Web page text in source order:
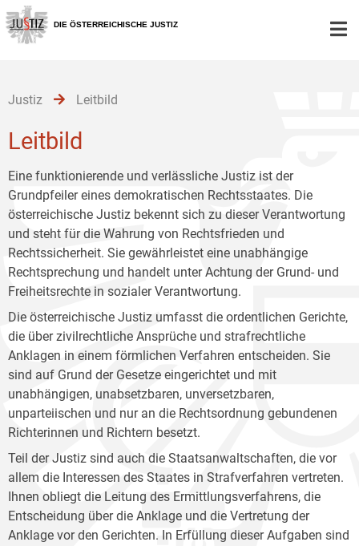
Zur
Hauptnavigation
[1]
Zum
Inhalt
[2]
Zum
Untermenü
[3]
DIE ÖSTERREICHISCHE JUSTIZ
Justiz Leitbild
Leitbild
Eine funktionierende und verlässliche Justiz ist der
Grundpfeiler eines demokratischen Rechtsstaates. Die
österreichische Justiz bekennt sich zu dieser Verantwortung
und steht für die Wahrung von Rechtsfrieden und
Rechtssicherheit. Sie gewährleistet eine unabhängige
Rechtsprechung und handelt unter Achtung der Grund- und
Freiheitsrechte in sozialer Verantwortung.
Die österreichische Justiz umfasst die ordentlichen Gerichte,
die über zivilrechtliche Ansprüche und strafrechtliche
Anklagen in einem förmlichen Verfahren entscheiden. Sie
sind auf Grund der Gesetze eingerichtet und mit
unabhängigen, unabsetzbaren, unversetzbaren,
unparteiischen und nur an die Rechtsordnung gebundenen
Richterinnen und Richtern besetzt.
Teil der Justiz sind auch die Staatsanwaltschaften, die vor
allem die Interessen des Staates in Strafverfahren vertreten.
Ihnen obliegt die Leitung des Ermittlungsverfahrens, die
Entscheidung über die Anklage und die Vertretung der
Anklage vor den Gerichten. In Erfüllung dieser Aufgaben sind